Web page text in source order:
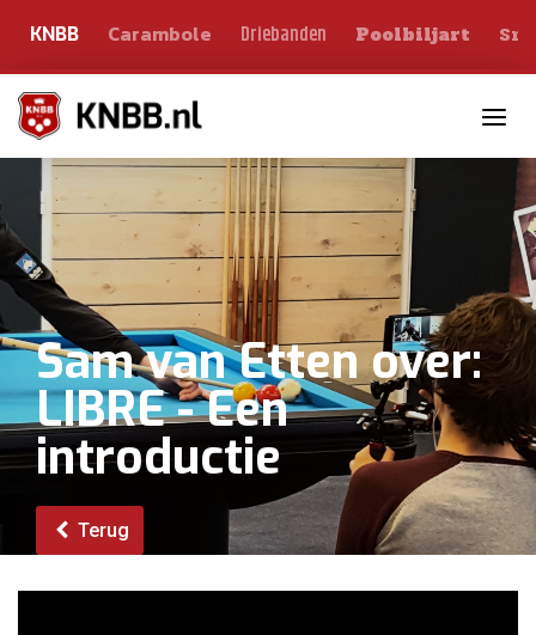
KNBB Carambole Driebanden Poolbiljart
Sam van Etten over:
LIBRE - Een
introductie
Terug